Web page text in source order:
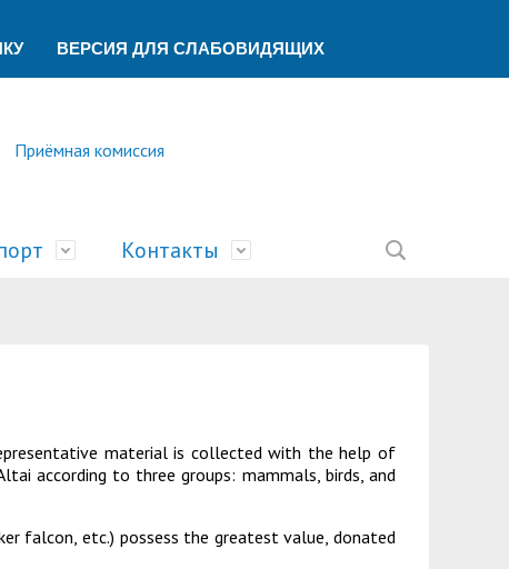
ВЕРСИЯ ДЛЯ СЛАБОВИДЯЩИХ
Приёмная комиссия
учета и финансового контроля
образования
грамотности
и университеты»
Контакты
material is collected with the help of
according to three groups: mammals, birds, and
falcon, etc.) possess the greatest value, donated